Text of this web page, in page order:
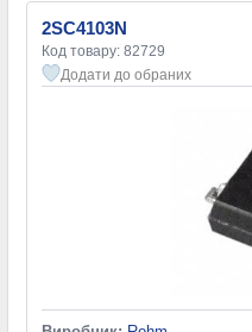
2SC4103N
Код товару: 82729
Додати до обраних